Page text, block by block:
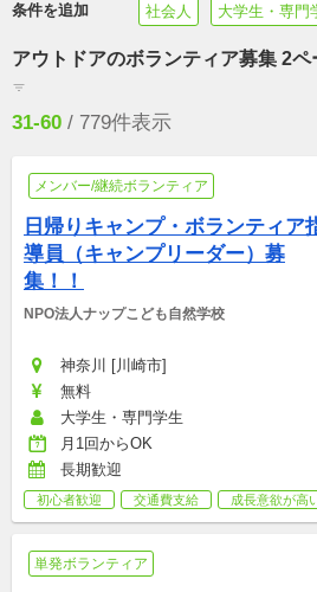
条件を追加 社会人 大学生・専門
アウトドアのボランティア募集 2ペ
filter_list
31-60 / 779件表示
メンバー/継続ボランティア
日帰りキャンプ・ボランティア
導員（キャンプリーダー）募
集！！
NPO法人ナップこども自然学校
神奈川 [川崎市]
無料
大学生・専門学生
月1回からOK
長期歓迎
初心者歓迎 交通費支給 成長意欲が高
単発ボランティア